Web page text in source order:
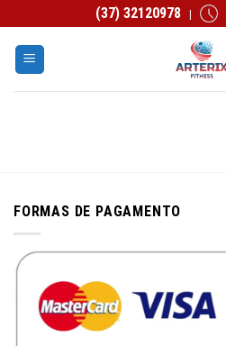
to
content
(37) 32120978 |
FORMAS DE PAGAMENTO